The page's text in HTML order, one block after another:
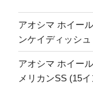
アオシマ ホイー
ンケイディッシ
アオシマ ホイー
メリカンSS (15